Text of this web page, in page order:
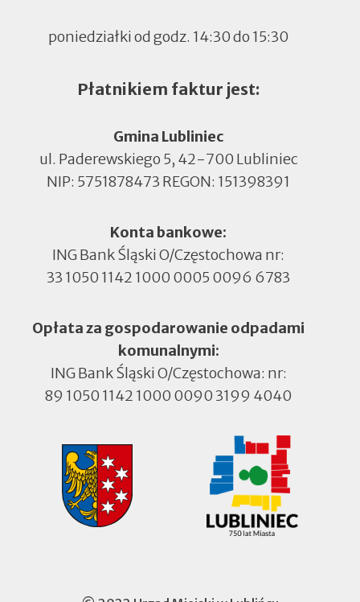
poniedziałki od godz. 14:30 do 15:30
Płatnikiem faktur jest:
Gmina Lubliniec
ul. Paderewskiego 5, 42-700 Lubliniec
NIP: 5751878473 REGON: 151398391
Konta bankowe:
ING Bank Śląski O/Częstochowa nr:
33 1050 1142 1000 0005 0096 6783
Opłata za gospodarowanie odpadami
komunalnymi:
ING Bank Śląski O/Częstochowa: nr:
89 1050 1142 1000 0090 3199 4040